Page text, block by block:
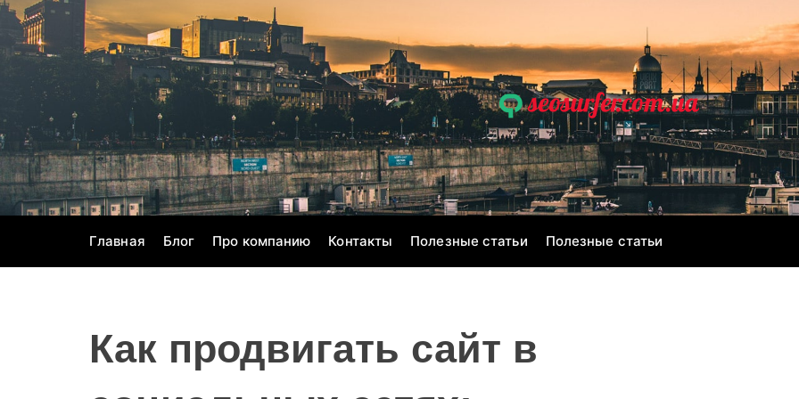
S
o
c
o
n
s
e
o
s
u
f
e
Главная Блог Про компанию Контакты Полезные статьи Полезные статьи
Как продвигать сайт в